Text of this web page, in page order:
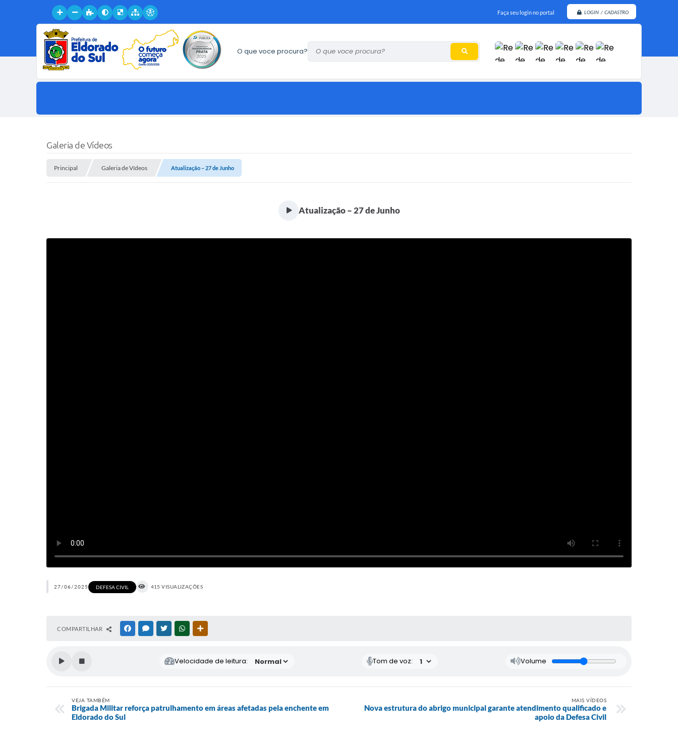
Faça seu login no portal LOGIN / CADASTRO
O que voce procura?
Galeria de Vídeos
Principal Galeria de Vídeos Atualização – 27 de Junho
Atualização – 27 de Junho
27/06/2025 DEFESA CIVIL 415 VISUALIZAÇÕES
COMPARTILHAR FACEBOOKMESSENGER
TWITTERWHATSAPP
Velocidade de leitura: Tom de voz: Volume
VEJA TAMBÉM
Brigada Militar reforça patrulhamento em áreas afetadas pela enchente em
Eldorado do Sul
MAIS VÍDEOS
Nova estrutura do abrigo municipal garante atendimento qualificado e
apoio da Defesa Civil